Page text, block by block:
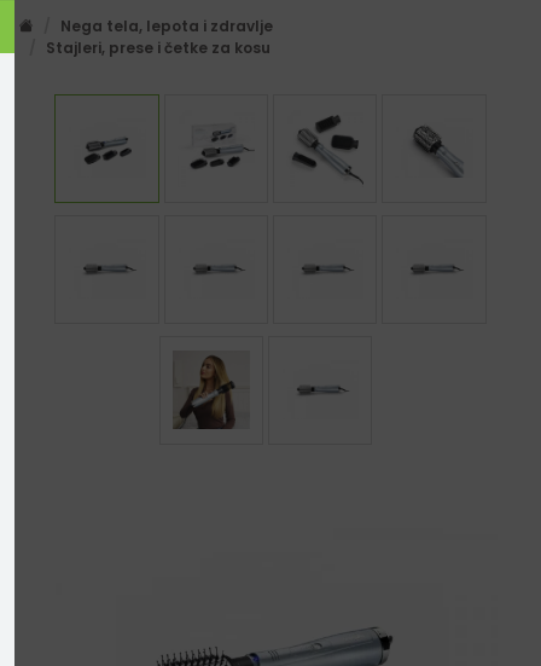
Nega tela, lepota i zdravlje
Stajleri, prese i četke za kosu